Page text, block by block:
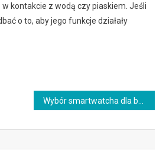
kontakcie z wodą czy piaskiem. Jeśli
o to, aby jego funkcje działały